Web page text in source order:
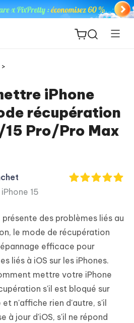
iPhone
récupération
15 Pro/Pro Max
iPhone 15
des problèmes liés au
le mode de récupération
efficace pour
liés à iOS sur les iPhones.
mettre votre iPhone
s'il est bloqué sur
n'affiche rien d'autre, s'il
à jour d'iOS, s'il ne répond